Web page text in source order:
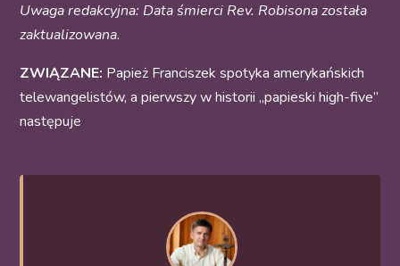
Uwaga redakcyjna: Data śmierci Rev. Robisona została
zaktualizowana.
ZWIĄZANE: Papież Franciszek spotyka amerykańskich
telewangelistów, a pierwszy w historii „papieski high-five”
następuje